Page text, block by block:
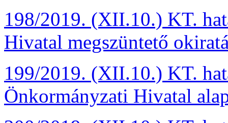
198/2019. (XII.10.) KT.
Hivatal megszüntető
199/2019. (XII.10.) KT.
Önkormányzati Hivatal